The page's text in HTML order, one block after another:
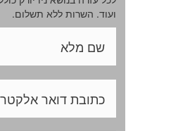
ועוד. השרות ללא תשלום.